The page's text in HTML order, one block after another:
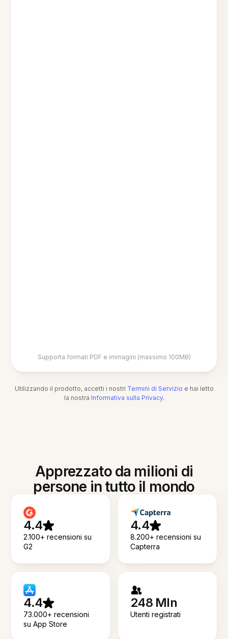
Supporta formati PDF e immagini (massimo 100MB)
Utilizzando il prodotto, accetti i nostri Termini di Servizio e hai letto
la nostra Informativa sulla Privacy.
Apprezzato da milioni di
persone in tutto il mondo
4.4
2.100+ recensioni su
G2
4.4
8.200+ recensioni su
Capterra
4.4
73.000+ recensioni
su App Store
248 Mln
Utenti registrati